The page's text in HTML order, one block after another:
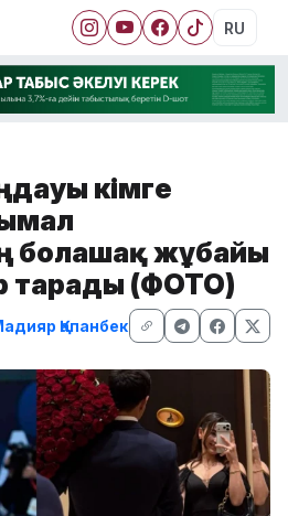
RU
кімге
болашақ жұбайы
тарады (ФОТО)
Қапанбек